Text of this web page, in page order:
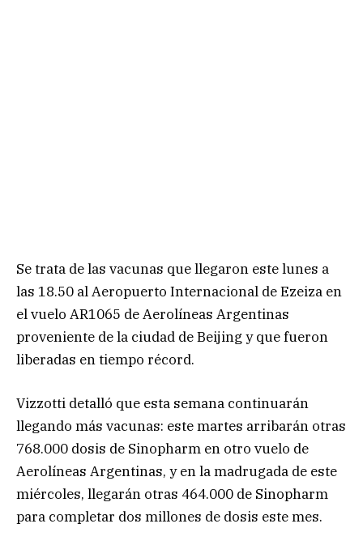
Se trata de las vacunas que llegaron este lunes a
las 18.50 al Aeropuerto Internacional de Ezeiza en
el vuelo AR1065 de Aerolíneas Argentinas
proveniente de la ciudad de Beijing y que fueron
liberadas en tiempo récord.
Vizzotti detalló que esta semana continuarán
llegando más vacunas: este martes arribarán otras
768.000 dosis de Sinopharm en otro vuelo de
Aerolíneas Argentinas, y en la madrugada de este
miércoles, llegarán otras 464.000 de Sinopharm
para completar dos millones de dosis este mes.